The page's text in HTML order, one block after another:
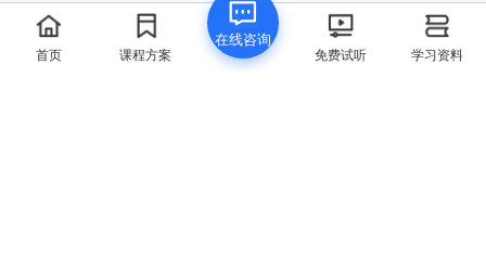
首页 点赞 领取资料 我要提问
首页 课程方案
在线咨询
免费试听 学习资料